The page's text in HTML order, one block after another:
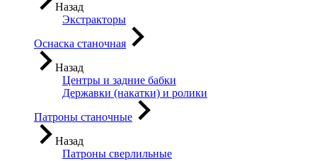
Назад
Экстракторы
Оснаска станочная
Назад
Центры и задние бабки
Державки (накатки) и ролики
Патроны станочные
Назад
Патроны сверлильные